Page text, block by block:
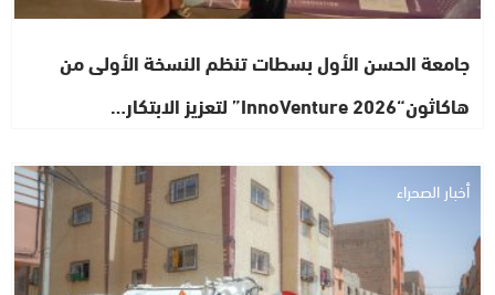
جامعة الحسن الأول بسطات تنظم النسخة الأولى من
هاكاثون“InnoVenture 2026” لتعزيز الابتكار…
أخبار الصحراء